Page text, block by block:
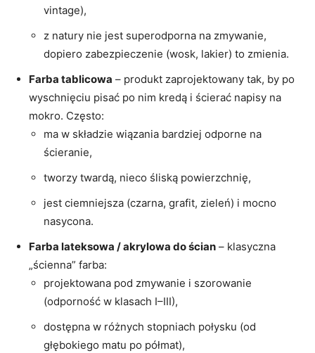
vintage),
z natury nie jest superodporna na zmywanie,
dopiero zabezpieczenie (wosk, lakier) to zmienia.
Farba tablicowa – produkt zaprojektowany tak, by po
wyschnięciu pisać po nim kredą i ścierać napisy na
mokro. Często:
ma w składzie wiązania bardziej odporne na
ścieranie,
tworzy twardą, nieco śliską powierzchnię,
jest ciemniejsza (czarna, grafit, zieleń) i mocno
nasycona.
Farba lateksowa / akrylowa do ścian – klasyczna
„ścienna” farba:
projektowana pod zmywanie i szorowanie
(odporność w klasach I–III),
dostępna w różnych stopniach połysku (od
głębokiego matu po półmat),